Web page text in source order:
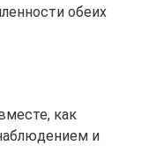
обеих
как
и